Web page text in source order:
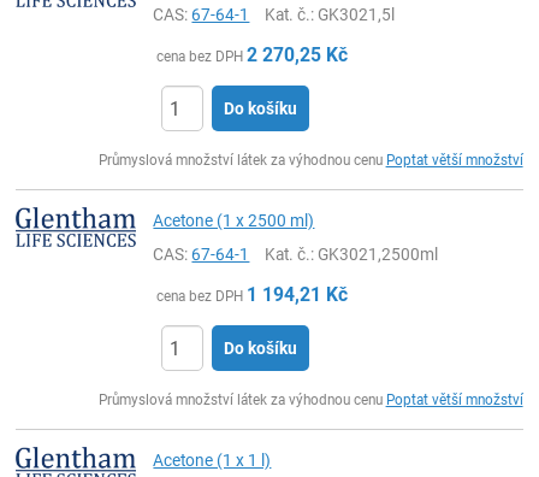
CAS:67-64-1 Kat. č.: GK3021,5l
cena bez DPH 2 270,25 Kč
Do košíku
Průmyslová množství látek za výhodnou cenu Poptat větší množství
Acetone (1 x 2500 ml)
CAS:67-64-1 Kat. č.: GK3021,2500ml
cena bez DPH 1 194,21 Kč
Do košíku
Průmyslová množství látek za výhodnou cenu Poptat větší množství
Acetone (1 x 1 l)